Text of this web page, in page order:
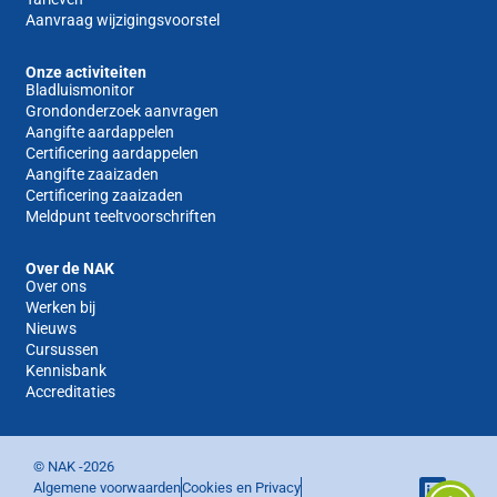
Aanvraag wijzigingsvoorstel
Onze activiteiten
Bladluismonitor
Grondonderzoek aanvragen
Aangifte aardappelen
Certificering aardappelen
Aangifte zaaizaden
Certificering zaaizaden
Meldpunt teeltvoorschriften
Over de NAK
Over ons
Werken bij
Nieuws
Cursussen
Kennisbank
Accreditaties
© NAK -2026
Algemene voorwaardenCookies en Privacy